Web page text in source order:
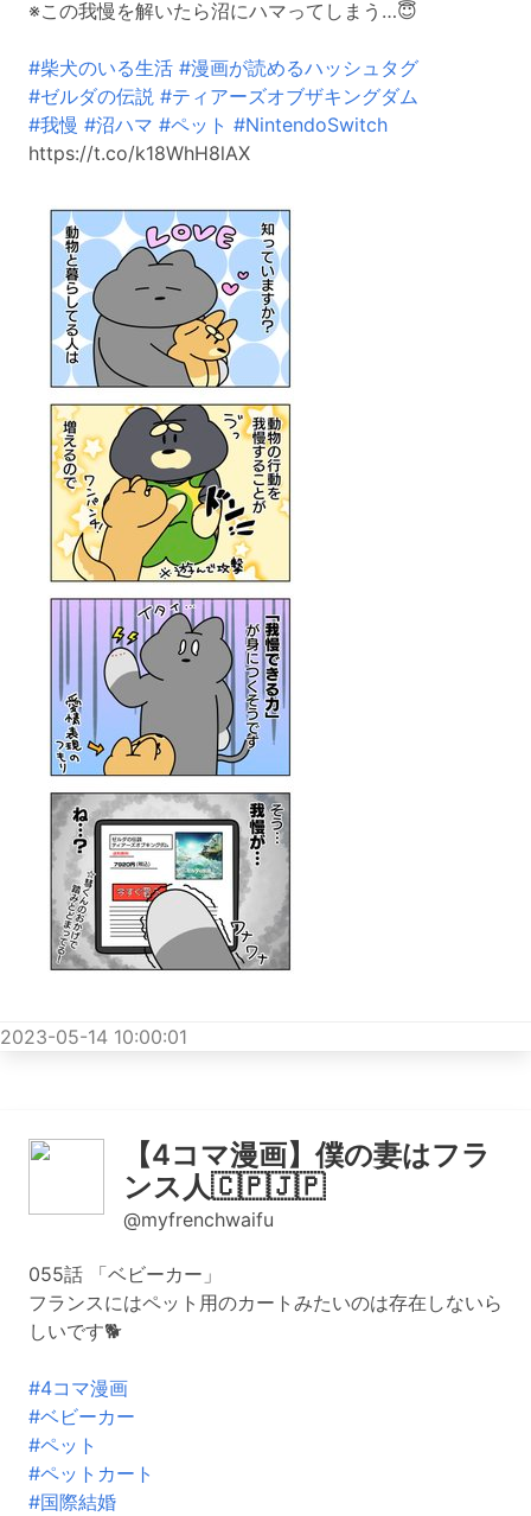
※この我慢を解いたら沼にハマってしまう…😇
#柴犬のいる生活 #漫画が読めるハッシュタグ
#ゼルダの伝説 #ティアーズオブザキングダム
#我慢 #沼ハマ #ペット #NintendoSwitch
https://t.co/k18WhH8lAX
2023-05-14 10:00:01
【4コマ漫画】僕の妻はフラ
ンス人🇨🇵🇯🇵
@myfrenchwaifu
055話 「ベビーカー」
フランスにはペット用のカートみたいのは存在しないら
しいです🐕
#4コマ漫画
#ベビーカー
#ペット
#ペットカート
#国際結婚